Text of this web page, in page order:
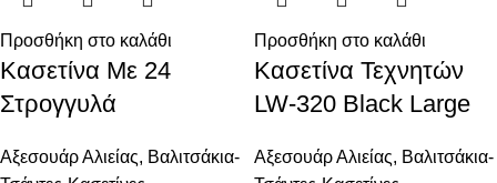
Προσθήκη στο καλάθι
Κασετίνα Με 24
Στρογγυλά
Αξεσουάρ Αλιείας, Βαλιτσάκια-
Προσθήκη στο καλάθι
Κασετίνα Τεχνητών
LW-320 Black Large
Αξεσουάρ Αλιείας, Βαλιτσάκια-